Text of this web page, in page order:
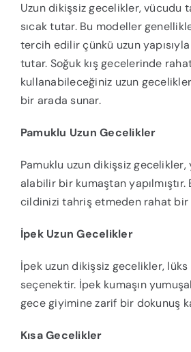
Uzun dikişsiz gecelikler, vücudu
sıcak tutar. Bu modeller
tercih edilir çünkü uzun
tutar. Soğuk kış gecelerinde
kullanabileceğiniz uzun gecelikler,
bir arada sunar.
Pamuklu Uzun Gecelikler
Pamuklu uzun dikişsiz
alabilir bir kumaştan yapılmıştır.
cildinizi tahriş etmeden rahat bir
İpek Uzun Gecelikler
İpek uzun dikişsiz gecelikler, lüks
seçenektir. İpek kumaşın
gece giyimine zarif bir dokunuş
Kısa Gecelikler